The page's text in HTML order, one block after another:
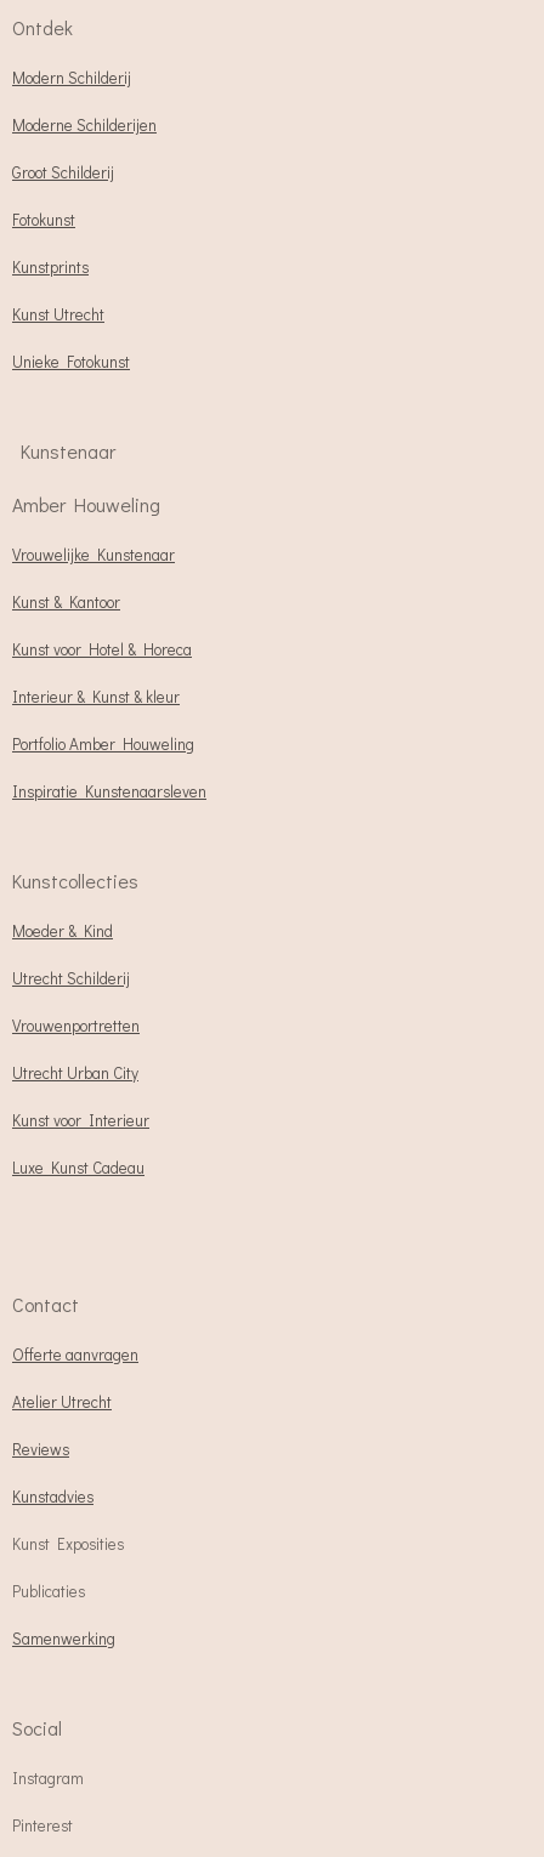
Ontdek
Modern Schilderij
Moderne Schilderijen
Groot Schilderij
Fotokunst
Kunstprints
Kunst Utrecht
Unieke Fotokunst
Kunstenaar
Amber Houweling
Vrouwelijke Kunstenaar
Kunst & Kantoor
Kunst voor Hotel & Horeca
Interieur & Kunst & kleur
Portfolio Amber Houweling
Inspiratie Kunstenaarsleven
Kunstcollecties
Moeder & Kind
Utrecht Schilderij
Vrouwenportretten
Utrecht Urban City
Kunst voor Interieur
Luxe Kunst Cadeau
Contact
Offerte aanvragen
Atelier Utrecht
Reviews
Kunstadvies
Kunst Exposities
Publicaties
Samenwerking
Social
Instagram
Pinterest